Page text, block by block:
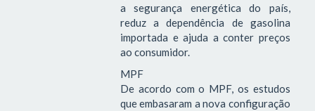
a segurança energética do país,
reduz a dependência de gasolina
importada e ajuda a conter preços
ao consumidor.
MPF
De acordo com o MPF, os estudos
que embasaram a nova configuração